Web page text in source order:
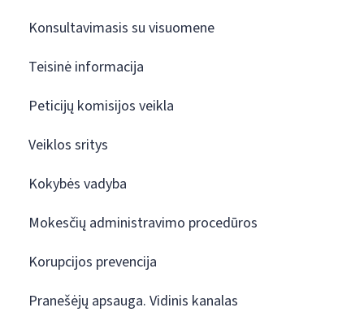
Konsultavimasis su visuomene
Teisinė informacija
Peticijų komisijos veikla
Veiklos sritys
Kokybės vadyba
Mokesčių administravimo procedūros
Korupcijos prevencija
Pranešėjų apsauga. Vidinis kanalas